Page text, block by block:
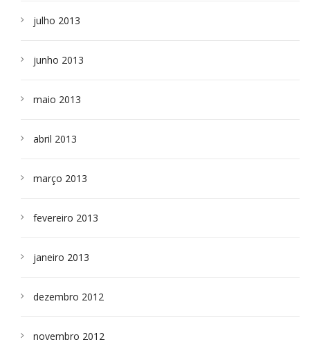
julho 2013
junho 2013
maio 2013
abril 2013
março 2013
fevereiro 2013
janeiro 2013
dezembro 2012
novembro 2012